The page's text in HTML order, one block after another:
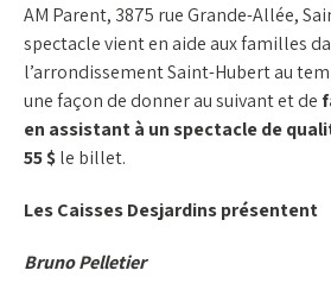
AM Parent, 3875 rue Grande-Allée,
spectacle vient en aide aux familles
l’arrondissement Saint-Hubert au
une façon de donner au suivant et de
en assistant à un spectacle de
55 $le billet.
Les Caisses Desjardins présentent
Bruno Pelletier